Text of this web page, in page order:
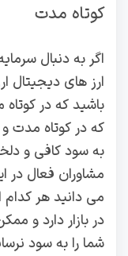
کوتاه مدت
اگر به دنبال
ارز های دیجیتال
باشید که در
که در کوتاه مدت و
به سود کافی و
مشاوران فعال در
می دانید هر کدام
در بازار دارد و
شما را به سود